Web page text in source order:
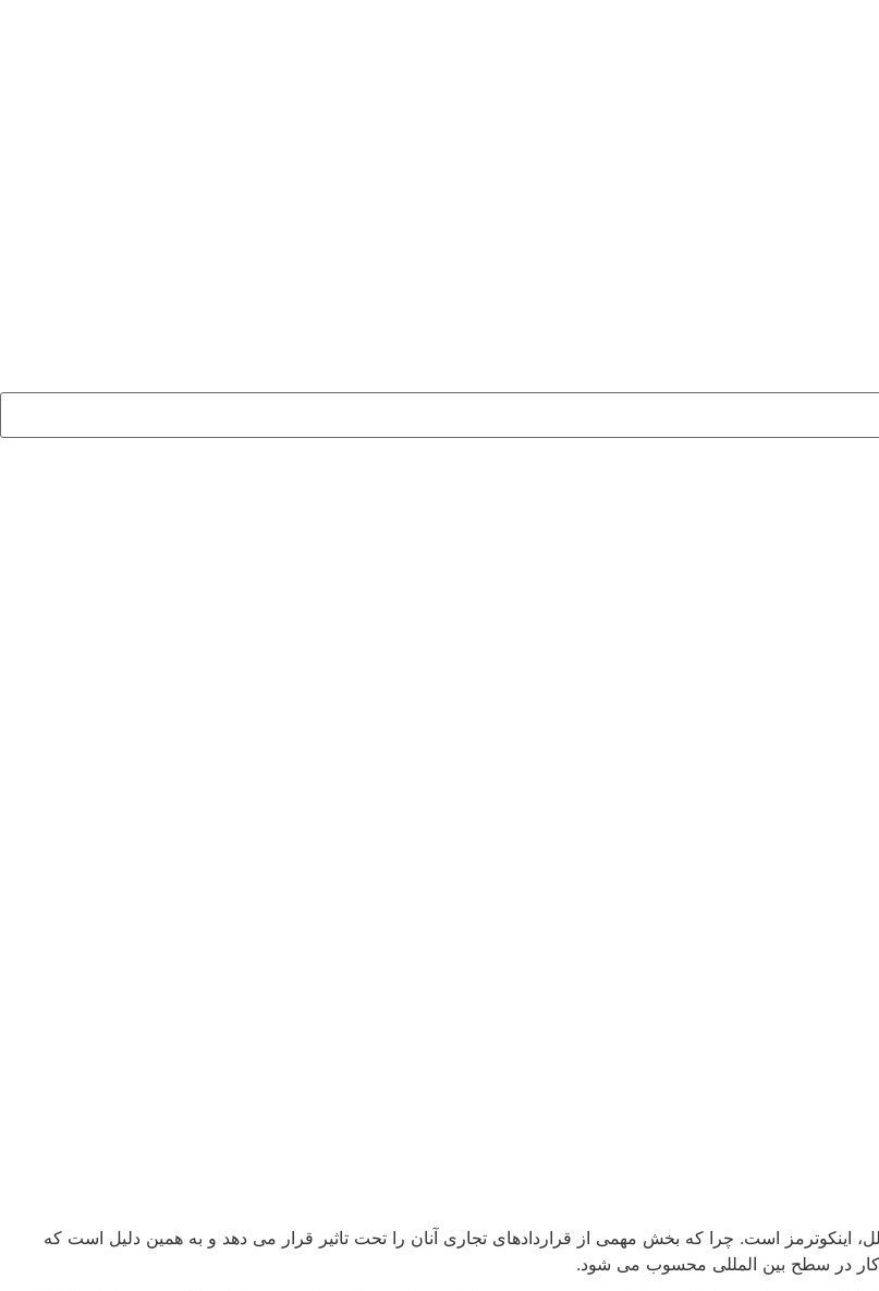
اینکوترمز است. چرا که بخش مهمی از قراردادهای تجاری آنان را تحت تاثیر قرار می دهد و به همین دلیل است که
کار در سطح بین المللی محسوب می شود.